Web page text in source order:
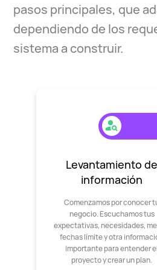
pasos principales, que
dependiendo de los
sistema a construir.
Levantamiento de
información
Comenzamos por conocer
negocio. Escuchamos tus
expectativas, necesidades,
fechas límite y otra
importante para entender el
proyecto y crear un plan.